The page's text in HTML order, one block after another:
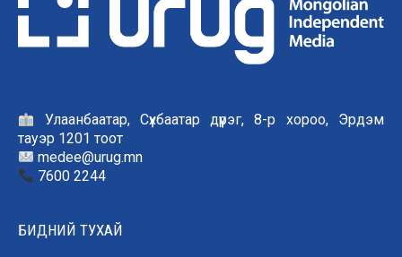
Улаанбаатар, Сүхбаатар дүүрэг, 8-р хороо, Эрдэм
тауэр 1201 тоот
medee@urug.mn
7600 2244
БИДНИЙ ТУХАЙ